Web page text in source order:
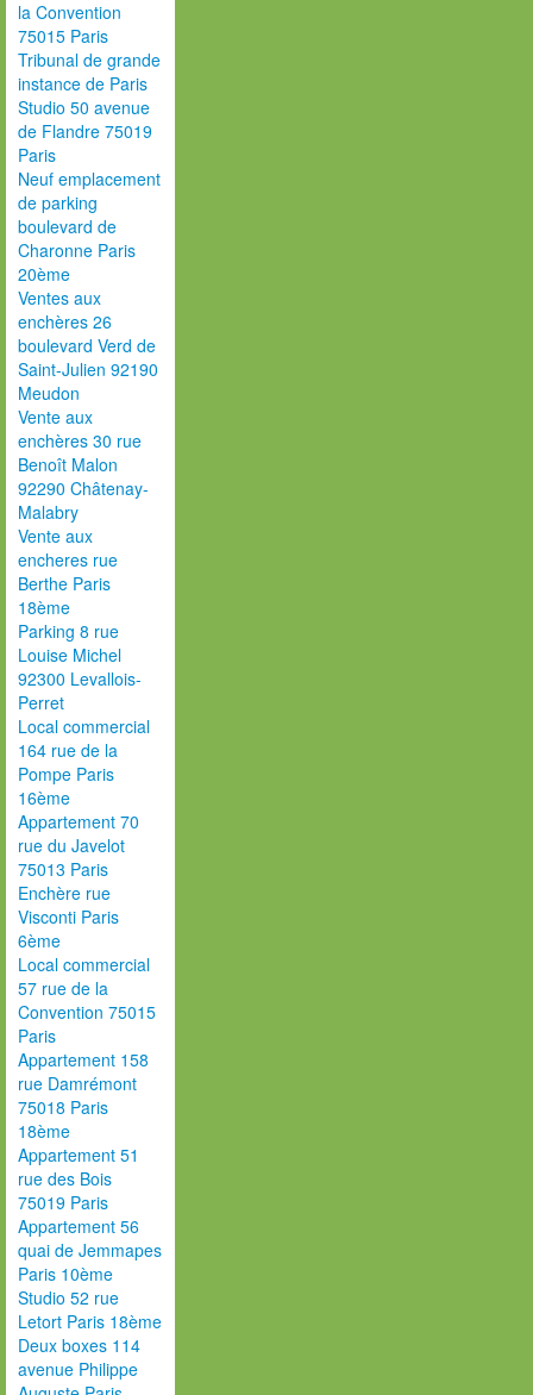
la Convention
75015 Paris
Tribunal de grande
instance de Paris
Studio 50 avenue
de Flandre 75019
Paris
Neuf emplacement
de parking
boulevard de
Charonne Paris
20ème
Ventes aux
enchères 26
boulevard Verd de
Saint-Julien 92190
Meudon
Vente aux
enchères 30 rue
Benoît Malon
92290 Châtenay-
Malabry
Vente aux
encheres rue
Berthe Paris
18ème
Parking 8 rue
Louise Michel
92300 Levallois-
Perret
Local commercial
164 rue de la
Pompe Paris
16ème
Appartement 70
rue du Javelot
75013 Paris
Enchère rue
Visconti Paris
6ème
Local commercial
57 rue de la
Convention 75015
Paris
Appartement 158
rue Damrémont
75018 Paris
18ème
Appartement 51
rue des Bois
75019 Paris
Appartement 56
quai de Jemmapes
Paris 10ème
Studio 52 rue
Letort Paris 18ème
Deux boxes 114
avenue Philippe